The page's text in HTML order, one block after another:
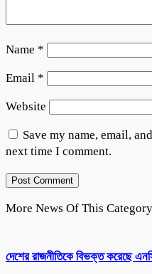
Name *
Email *
Website
Save my name, email,
next time I comment.
More News Of This Category
দেশের রাজনীতিকে বিভক্ত করেছে